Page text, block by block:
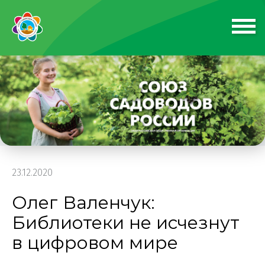
23.12.2020
Олег Валенчук:
Библиотеки не исчезнут
в цифровом мире